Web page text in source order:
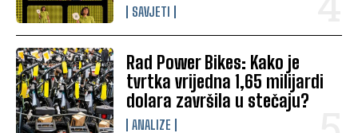
SAVJETI
Rad Power Bikes: Kako je
tvrtka vrijedna 1,65 milijardi
dolara završila u stečaju?
ANALIZE